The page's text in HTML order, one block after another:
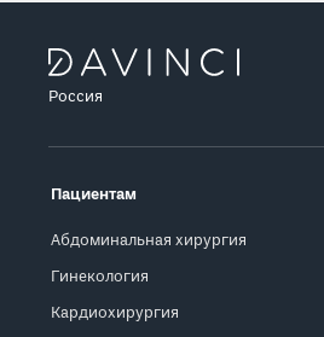
Россия
Пациентам
Абдоминальная хирургия
Гинекология
Кардиохирургия